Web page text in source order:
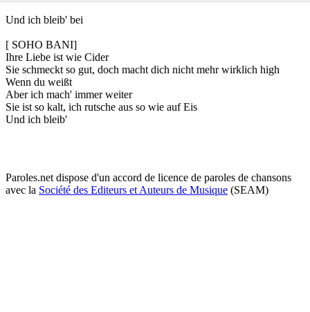
Und ich bleib' bei
[ SOHO BANI]
Ihre Liebe ist wie Cider
Sie schmeckt so gut, doch macht dich nicht mehr wirklich high
Wenn du weißt
Aber ich mach' immer weiter
Sie ist so kalt, ich rutsche aus so wie auf Eis
Und ich bleib'
Paroles.net dispose d'un accord de licence de paroles de chansons
avec la Société des Editeurs et Auteurs de Musique (SEAM)